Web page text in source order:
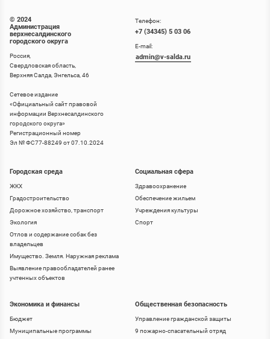
© 2024
Администрация
верхнесалдинского
городского округа
Россия,
Свердловская область,
Верхняя Салда, Энгельса, 46
Сетевое издание
«Официальный сайт правовой
информации Верхнесалдинского
городского округа»
Регистрационный номер
Эл № ФС77-88249 от 07.10.2024
Городская среда
ЖКХ
Градостроительство
Дорожное хозяйство, транспорт
Экология
Отлов и содержание собак без
владельцев
Имущество. Земля. Наружная реклама
Выявление правообладателей ранее
учтенных объектов
Социальная сфера
Здравоохранение
Обеспечение жильем
Учреждения культуры
Спорт
Телефон:
+7 (34345) 5 03 06
E-mail:
admin@v-salda.ru
Экономика и финансы
Бюджет
Муниципальные программы
Общественная безопасность
Управление гражданской защиты
9 пожарно-спасательный отряд